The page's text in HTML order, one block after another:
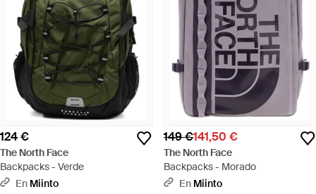
124 €
The North Face
Backpacks - Verde
En Miinto
149 €141,50 €
The North Face
Backpacks - Morado
En Miinto